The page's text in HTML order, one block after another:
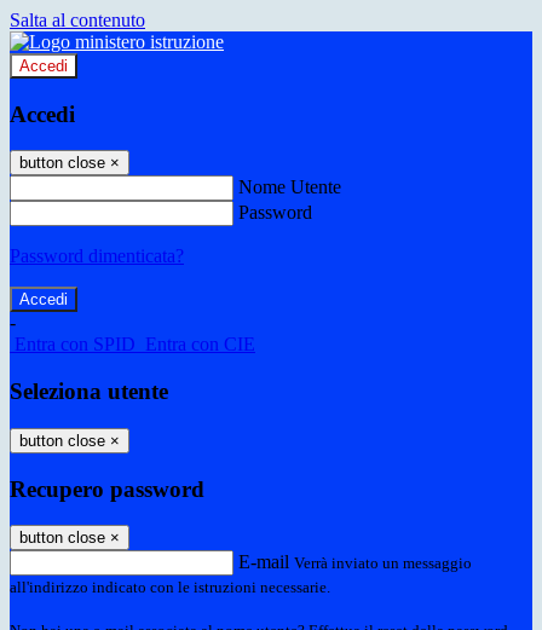
Salta al contenuto
Accedi
Accedi
button close ×
Nome Utente
Password
Password dimenticata?
-
Entra con SPID Entra con CIE
Seleziona utente
button close ×
Recupero password
button close ×
E-mail Verrà inviato un messaggio
all'indirizzo indicato con le istruzioni necessarie.